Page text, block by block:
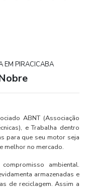
EM PIRACICABA
ABNT (Associação
e Trabalha dentro
para que seu motor seja
melhor no mercado.
ambiental.
armazenadas e
de reciclagem. Assim a